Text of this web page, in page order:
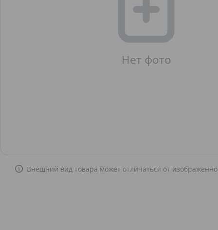
Внешний вид товара может отличаться от